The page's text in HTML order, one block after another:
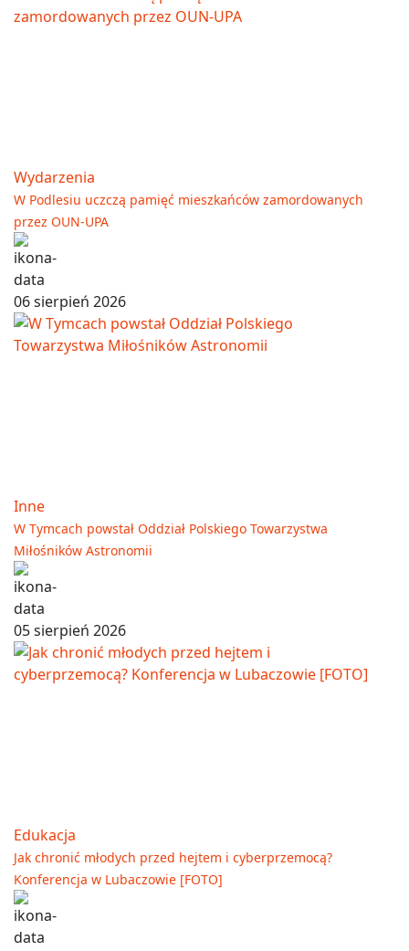
Wydarzenia
W Podlesiu uczczą pamięć mieszkańców zamordowanych
przez OUN-UPA
06 sierpień 2026
Inne
W Tymcach powstał Oddział Polskiego Towarzystwa
Miłośników Astronomii
05 sierpień 2026
Edukacja
Jak chronić młodych przed hejtem i cyberprzemocą?
Konferencja w Lubaczowie [FOTO]